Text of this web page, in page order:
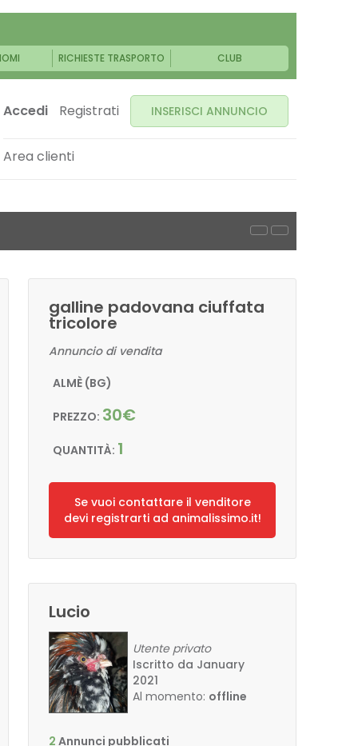
RICHIESTE TRASPORTO CLUB
Accedi Registrati INSERISCI ANNUNCIO
Area clienti
galline padovana ciuffata
tricolore
Annuncio di vendita
ALMÈ (BG)
PREZZO: 30€
QUANTITÀ: 1
Se vuoi contattare il venditore
devi registrarti ad animalissimo.it!
Lucio
Utente privato
Iscritto da January
2021
Al momento: offline
2 Annunci pubblicati